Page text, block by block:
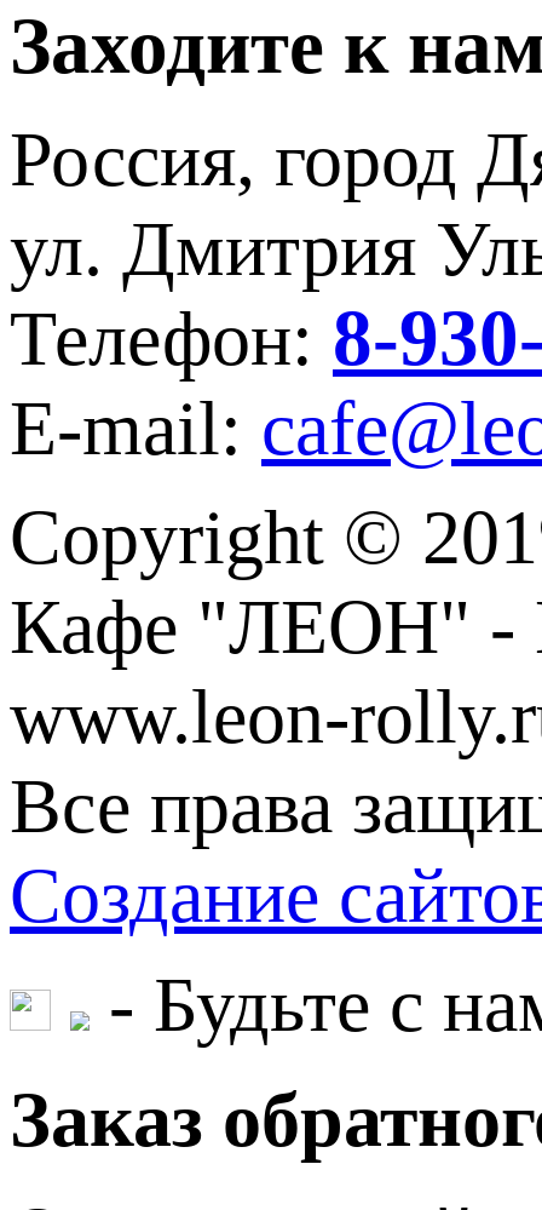
Заходите к
Россия, город
ул. Дмитрия
Телефон: 8-
E-mail:
Copyright ©
Кафе "ЛЕОН" -
www.leon-
Все права
Создание
- Будьте с
Заказ